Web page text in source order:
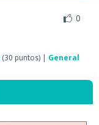
0
(30 puntos) General